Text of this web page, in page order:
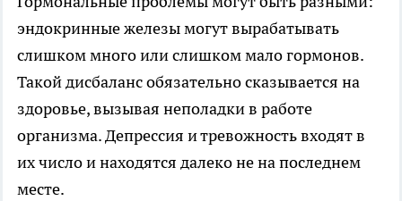
эндокринные железы могут вырабатывать
слишком много или слишком мало гормонов.
Такой дисбаланс обязательно сказывается на
здоровье, вызывая неполадки в работе
организма. Депрессия и тревожность входят в
их число и находятся далеко не на последнем
месте.